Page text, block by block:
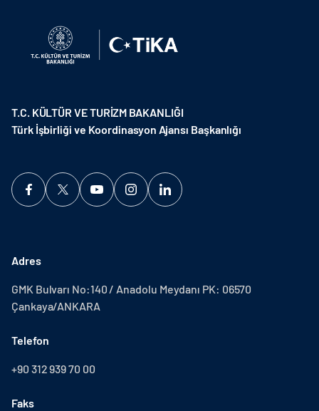
T.C. KÜLTÜR VE TURİZM BAKANLIĞI
Türk İşbirliği ve Koordinasyon Ajansı Başkanlığı
Adres
GMK Bulvarı No:140 / Anadolu Meydanı PK: 06570
Çankaya/ANKARA
Telefon
+90 312 939 70 00
Faks